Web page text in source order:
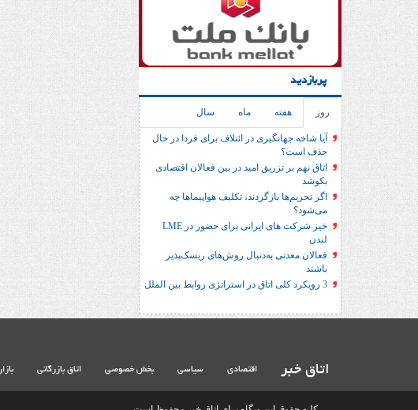
پربازدید
روز هفته ماه سال
آیا شاخه جهانگیری در ائتلاف برای فردا در حال
حذف است؟
اتاق نهم بر تزریق امید در بین فعالان اقتصادی
بکوشد
اگر تحریم‌ها بازگردند، تکلیف هواپیماها چه
می‌شود؟
خیز شرکت های ایرانی برای حضور در LME
لندن
فعالان معدنی به‌دنبال روش‌های ریسک‌پذیر
باشند
3 رویکرد کلی اتاق در استراتژی روابط بین الملل
اتاق خبر اقتصادی سیاسی بخش خصوصی اتاق بازرگانی بازار